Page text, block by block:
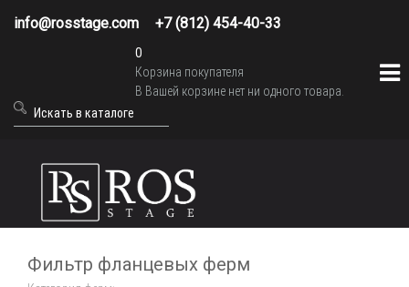
info@rosstage.com +7 (812) 454-40-33
0
Корзина покупателя
В Вашей корзине нет ни одного товара.
Фильтр фланцевых ферм